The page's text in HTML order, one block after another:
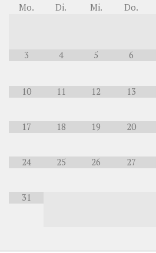
Mo.
Di. Mi. Do.
3 4 5 6
10 11 12 13
17 18 19 20
24 25 26 27
31